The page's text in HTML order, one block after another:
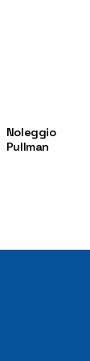
Noleggio
Pullman